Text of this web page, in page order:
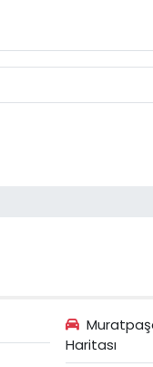
Haritası